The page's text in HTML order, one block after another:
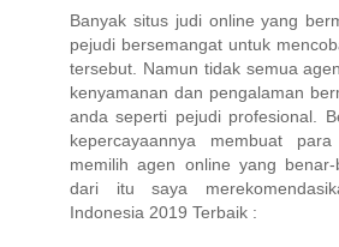
Banyak situs judi online yang
pejudi bersemangat untuk
tersebut. Namun tidak semua
kenyamanan dan pengalaman
anda seperti pejudi profesional.
kepercayaannya membuat
memilih agen online yang
dari itu saya
Indonesia 2019 Terbaik :